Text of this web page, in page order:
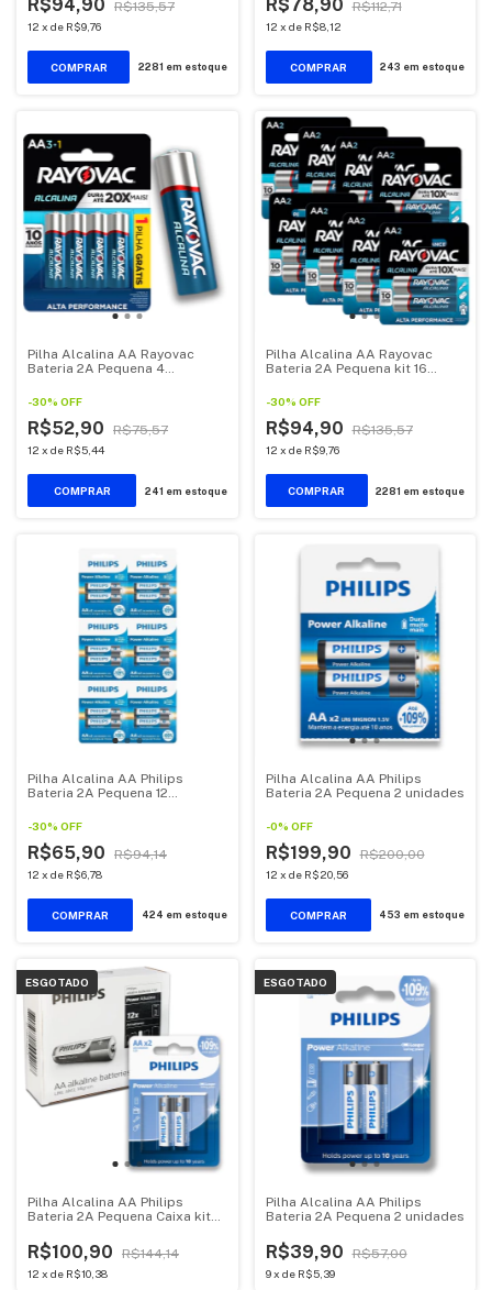
R$94,90 R$135,57
12 x de R$9,76
2281 em estoque
R$78,90 R$112,71
12 x de R$8,12
243 em estoque
Pilha Alcalina AA Rayovac
Bateria 2A Pequena 4
-30% OFF
R$52,90 R$75,57
12 x de R$5,44
241 em estoque
Pilha Alcalina AA Rayovac
Bateria 2A Pequena kit 16
-30% OFF
R$94,90 R$135,57
12 x de R$9,76
2281 em estoque
Pilha Alcalina AA Philips
Bateria 2A Pequena 12
-30% OFF
R$65,90 R$94,14
12 x de R$6,78
424 em estoque
Pilha Alcalina AA Philips
Bateria 2A Pequena 2 unidades
-0% OFF
R$199,90 R$200,00
12 x de R$20,56
453 em estoque
ESGOTADO
Pilha Alcalina AA Philips
Bateria 2A Pequena Caixa kit
R$100,90 R$144,14
12 x de R$10,38
ESGOTADO
Pilha Alcalina AA Philips
Bateria 2A Pequena 2 unidades
R$39,90 R$57,00
9 x de R$5,39